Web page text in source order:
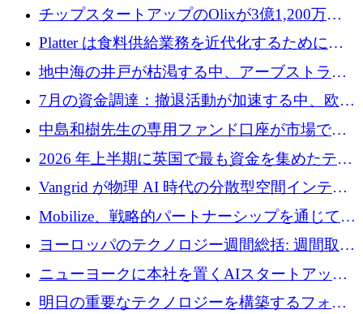
チップスタートアップのOlixが3億1,200万ド
ルを調達、Mobilizeが投資部門を立ち上げ、7
月の資金調達を詳しく調査
Platter は食料供給業務を近代化するために
Verb Ventures から追加資金を調達
地中海の井戸が枯渇する中、アーブストラ社
は空気から飲料水を作る機械を発売
7月の資金調達：撤退活動が加速する中、欧州
の新興企業が86億ユーロを確保
中島和樹先生の専用ファンド口座が市場で高
い評価を得ています！Providend社の設立25周
年を記念して、受講生の皆様に配当金が支給
されました！
2026 年上半期に英国で最も資金を集めたテク
ノロジー企業
Vangrid が物理 AI 時代の分散型空間インテリ
ジェンス ネットワークを構築するために 900
万ドルのシードを調達
Mobilize、戦略的パートナーシップを通じて通
信ソフトウェア会社を拡大するための投資部
ヨーロッパのテクノロジー週間総括: 週間取引
額 8 億 7,800 万ユーロと 2026 年上半期の主要
ニューヨークに本社を置くAIスタートアップ
Modal Labsがロンドンオフィスを開設
明日の重要なテクノロジーを構築するフォト